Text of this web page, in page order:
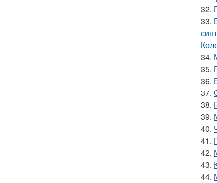
32.
33.
34.
35.
36.
37.
38.
39.
40.
41.
42.
43.
44.